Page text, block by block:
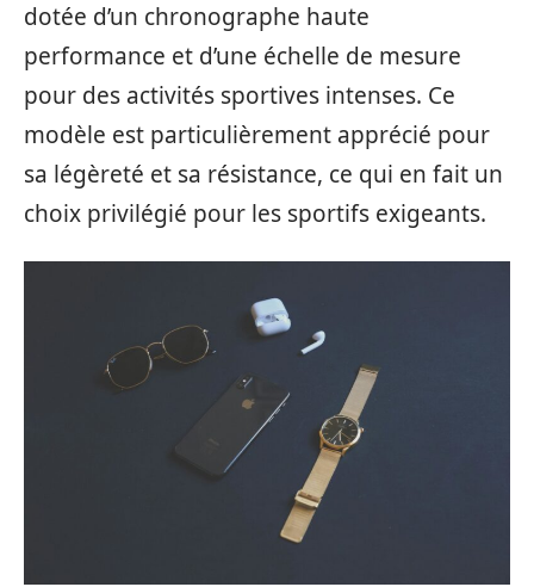
dotée d’un chronographe haute
performance et d’une échelle de mesure
pour des activités sportives intenses. Ce
modèle est particulièrement apprécié pour
sa légèreté et sa résistance, ce qui en fait un
choix privilégié pour les sportifs exigeants.